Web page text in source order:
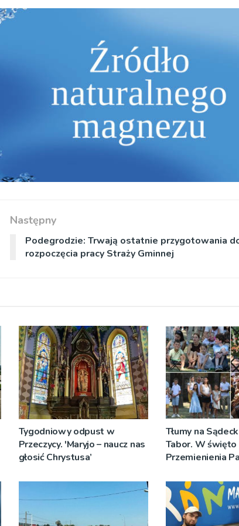
Następny
Podegrodzie: Trwają ostatnie przygotowania
rozpoczęcia pracy Straży Gminnej
Tygodniowy odpust w
Przeczycy. 'Maryjo – naucz nas
głosić Chrystusa’
Tłumy na
Tabor. W święto
Przemienienia
Sakramentów